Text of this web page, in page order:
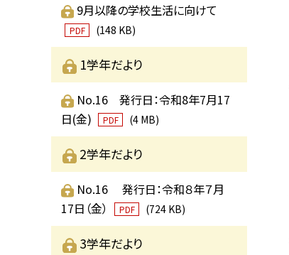
9月以降の学校生活に向けて
PDF (148 KB)
1学年だより
No.16 発行日：令和8年7月17
日(金)
PDF (4 MB)
2学年だより
No.16 発行日：令和８年７月
17日（金）
PDF (724 KB)
3学年だより